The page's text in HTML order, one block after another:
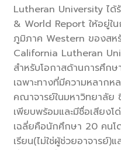
Lutheran University ได้
& World Report ให้อยู่ใ
ภูมิภาค Western ของสห
California Lutheran
สำหรับโอกาสด้านการศึก
เฉพาะทางที่มีความหลากห
คณาจารย์ในมหาวิทยาลั
เพียบพร้อมและมีชื่อเสียง
เฉลี่ยคือนักศึกษา 20 คนโ
เรียน(ไม่ใช่ผู้ช่วยอาจารย์)